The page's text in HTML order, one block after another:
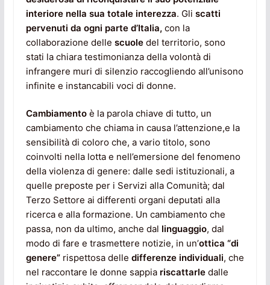
interiore nella sua totale interezza. Gli scatti
pervenuti da ogni parte d’Italia,con la
collaborazione delle scuoledel territorio, sono
stati la chiara testimonianza della volontà di
infrangere muri di silenzio raccogliendo all’unisono
infinite e instancabili voci di donne.
Cambiamentoè la parola chiave di tutto, un
cambiamento che chiama in causa l’attenzione,e la
sensibilità di coloro che, a vario titolo, sono
coinvolti nella lotta e nell’emersione del fenomeno
della violenza di genere: dalle sedi istituzionali, a
quelle preposte per i Servizi alla Comunità; dal
Terzo Settore ai differenti organi deputati alla
ricerca e alla formazione. Un cambiamento che
passa, non da ultimo, anche dal linguaggio, dal
modo di fare e trasmettere notizie, in un’ottica “di
genere”rispettosa delle differenze individuali, che
nel raccontare le donne sappia riscattarledalle